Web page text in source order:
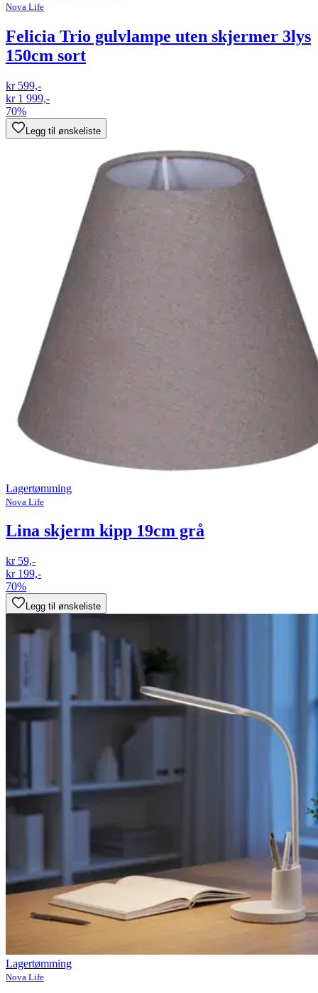
Nova Life
Felicia Trio gulvlampe uten skjermer 3lys
150cm sort
kr 599,-
kr 1 999,-
70%
Legg til ønskeliste
Lagertømming
Nova Life
Lina skjerm kipp 19cm grå
kr 59,-
kr 199,-
70%
Legg til ønskeliste
Lagertømming
Nova Life